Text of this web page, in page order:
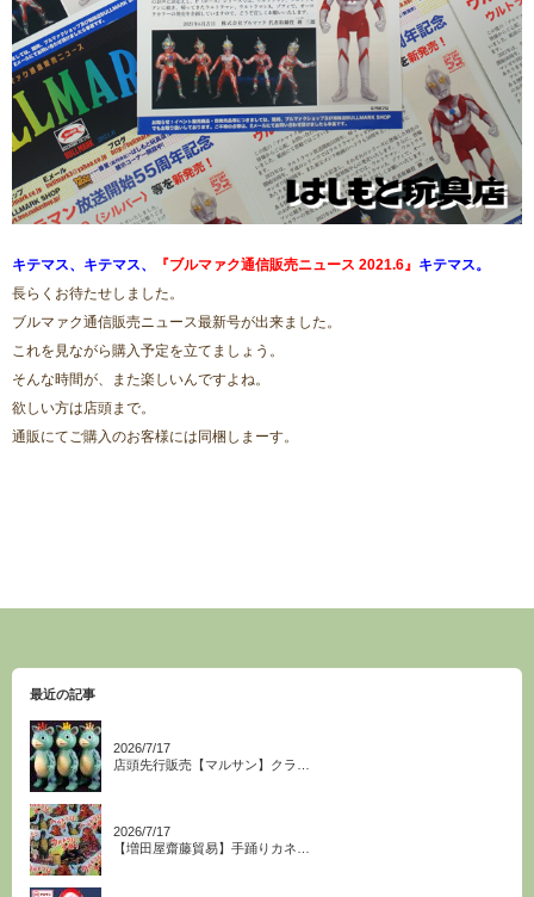
キテマス、キテマス、 『ブルマァク通信販売ニュース 2021.6』 キテマス。
長らくお待たせしました。
ブルマァク通信販売ニュース最新号が出来ました。
これを見ながら購入予定を立てましょう。
そんな時間が、また楽しいんですよね。
欲しい方は店頭まで。
通販にてご購入のお客様には同梱しまーす。
最近の記事
2026/7/17
店頭先行販売【マルサン】クラ…
2026/7/17
【増田屋齋藤貿易】手踊りカネ…